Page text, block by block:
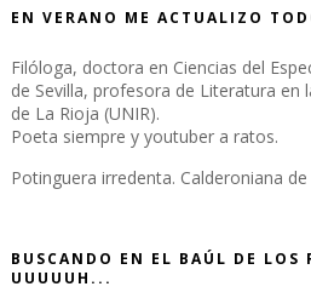
EN VERANO ME ACTUALIZO
Filóloga, doctora en Ciencias del
de Sevilla, profesora de Literatura en
de La Rioja (UNIR).
Poeta siempre y youtuber a ratos.
Potinguera irredenta. Calderoniana
BUSCANDO EN EL BAÚL DE LOS
UUUUUH...